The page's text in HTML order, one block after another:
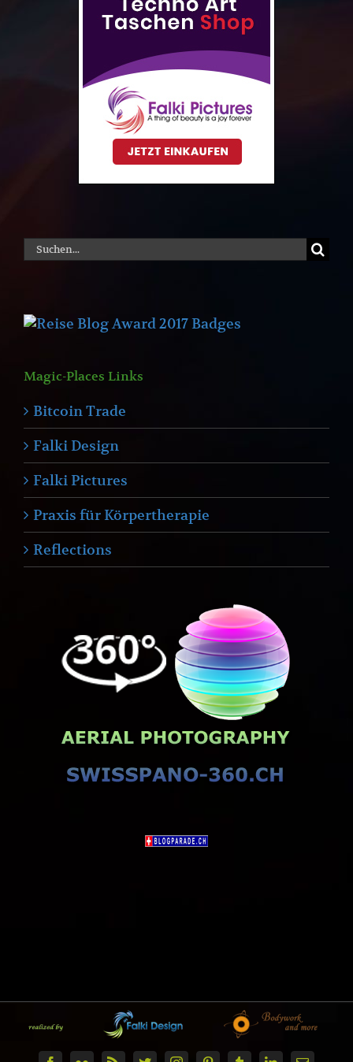
Suche
nach:
Magic-Places Links
Bitcoin Trade
Falki Design
Falki Pictures
Praxis für Körpertherapie
Reflections